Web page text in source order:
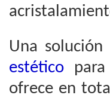
Una
estético para
ofrece en